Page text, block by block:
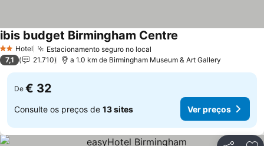
2 Estrelas
Hotel Estacionamento seguro no local
ibis budget Birmingham Centre
7,1 21.710 a 1.0 km de Birmingham Museum & Art Gallery
De € 32
Consulte os preços de 13 sites Ver preços